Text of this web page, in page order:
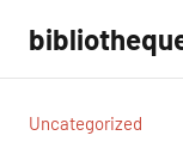
contenu
Uncategorized